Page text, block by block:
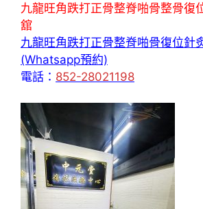
九龍旺角跌打正骨整脊啪骨整骨復
舘
九龍旺角跌打正骨整脊啪骨復位針
(Whatsapp預約)
電話： 852-28021198